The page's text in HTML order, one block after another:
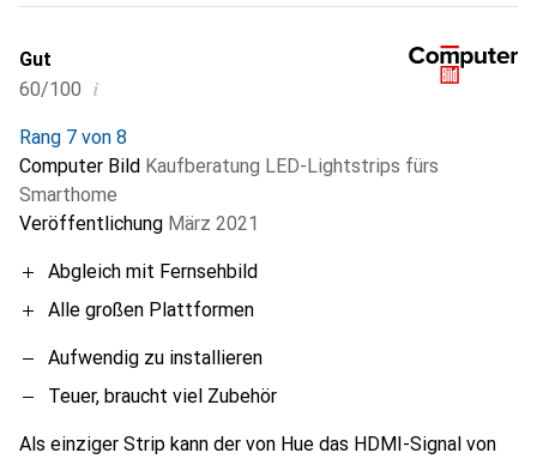
Gut
60/100 i
Rang 7 von 8
Computer Bild Kaufberatung LED-Lightstrips fürs
Smarthome
Veröffentlichung März 2021
Abgleich mit Fernsehbild
Alle großen Plattformen
Aufwendig zu installieren
Teuer, braucht viel Zubehör
Als einziger Strip kann der von Hue das HDMI-Signal von